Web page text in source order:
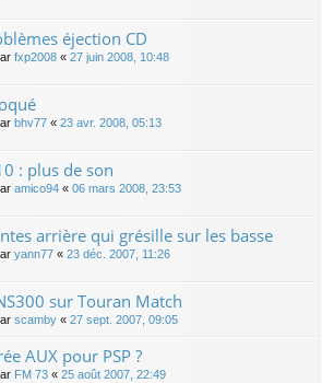
éjection CD
fxp2008 « 27 juin 2008, 10:48
bhv77 « 23 avr. 2008, 05:13
: plus de son
amico94 « 06 mars 2008, 23:53
arrière qui grésille sur les basse
yann77 « 23 déc. 2007, 11:26
sur Touran Match
scamby « 27 sept. 2007, 09:05
AUX pour PSP ?
FM 73 « 25 août 2007, 22:49